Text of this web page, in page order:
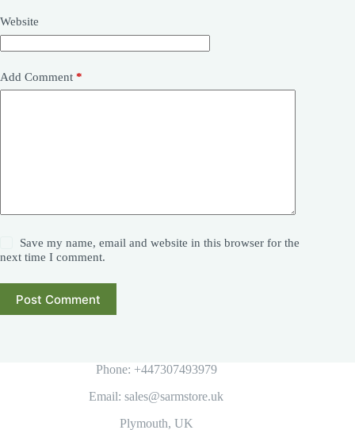
Website
Add Comment *
Save my name, email and website in this browser for the
next time I comment.
Post Comment
Phone: +447307493979
Email: sales@sarmstore.uk
Plymouth, UK